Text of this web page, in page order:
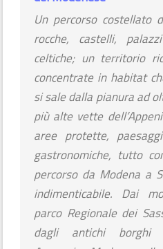
Un percorso costellato
rocche, castelli,
celtiche; un territorio
concentrate in habitat
si sale dalla pianura ad
più alte vette
aree protette,
gastronomiche, tutto
percorso da Modena a
indimenticabile. Dai
parco Regionale dei
dagli antichi borghi